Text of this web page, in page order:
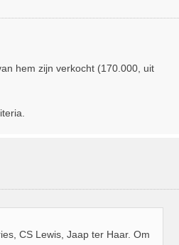
hem zijn verkocht (170.000, uit
CS Lewis, Jaap ter Haar. Om